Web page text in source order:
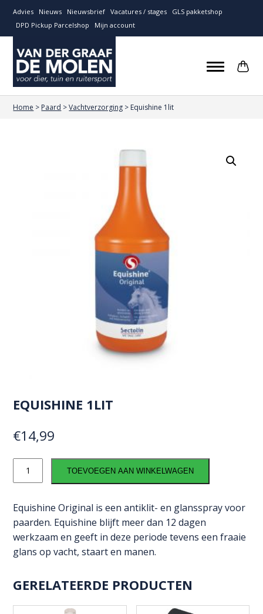
Advies Nieuws Nieuwsbrief Vacatures / stages
GLS pakketshop
DPD Pickup Parcelshop
Mijn account
Home > Paard >Vachtverzorging > Equishine 1lit
EQUISHINE 1LIT
€14,99
TOEVOEGEN AAN WINKELWAGEN
Equishine Original is een antiklit- en glansspray voor
paarden. Equishine blijft meer dan 12 dagen
werkzaam en geeft in deze periode tevens een fraaie
glans op vacht, staart en manen.
GERELATEERDE PRODUCTEN